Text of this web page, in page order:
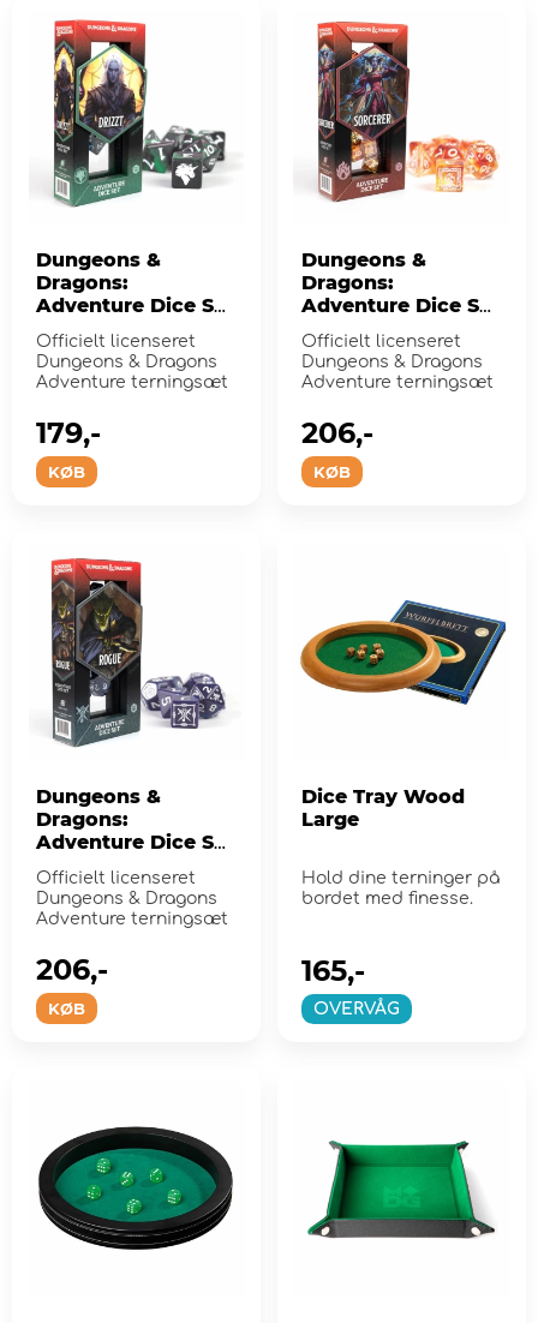
Dungeons &
Dragons:
Adventure Dice Set
- Legend of Drizzt
Officielt licenseret
Dungeons & Dragons
Adventure terningsæt
KØB
179,-
Dungeons &
Dragons:
Adventure Dice Set
- Sorcerer Orange
Officielt licenseret
Dungeons & Dragons
Adventure terningsæt
KØB
206,-
Dungeons &
Dragons:
Adventure Dice Set
Officielt licenseret
Dungeons & Dragons
Adventure terningsæt
KØB
206,-
Dice Tray Wood
Large
Hold dine terninger på
bordet med finesse.
OVERVÅG
165,-